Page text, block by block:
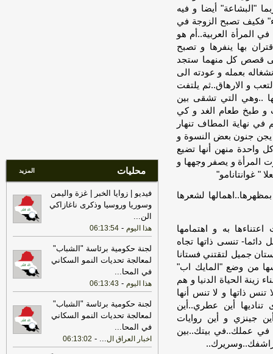
"البشاعة" أيضا و فيه
فكيف تصبح الزوجة في
المرأة العربية..أم هو
بها ينفرها و تصبح
الى قصص كل منهما ستجد
بعمله و عودته الى
و الارهاق..ثم يلتفت
..وهي التي تشقى بين
و طبخ طعام الغد و كي
نهاية المطاف تنهار
يجن جنون بعض النسوة و
واحدة منهن أنها تضيع
المرأة و يصفر وجهها و
" غوانتانامو"
لشعرها
به و اهتمامها
دائما- تنسى ذاتها تجاه
جميل لتقتني فستانا
من وضع "المايك اب"
زينة الحياة الدنيا و هم
تنس ذاتها و لا تنس أنها
تناديها أين عطري..أين
جينزي و أين روايات
في عملك..في بيتك..بين
الرئيس الإيراني مسعود بزشكيان:
الجانب الأميركي خالف بند مضيق هرمز في
مذكرة التفاهم ونحن بدورنا رددنا عليهم
11:43
مستشار المرشد الإيراني: القوى
الأجنبية هي السبب الرئيسي لزعزعة الأمن
17:38
أردوغان: اتفاقية الدفاع المشترك
لا تستهدف أي دولة وهي مفتوحة لمشاركة
الدول التي تهدف لتحقيق الاستقرار
بمنطقتنا-لبنانون 24
13:09
وزارة الداخلية العراقية: المنافذ
والحدود تخضعان لرقابة وإجراءات دقيقة
تحقق أعلى درجات الأمن والانسيابية-
لبنانون 24
محليات المزيد
فيديو | زوايا الخبر | غزة واليمن
وسوريا وروسيا وذكرى ناغازاكي
الن...
هذا اليوم -
06:13:54
لجنة حكومية برئاسة "الشباب"
لمعالجة تحديات النمو السكاني
في المحا...
هذا اليوم -
06:13:43
لجنة حكومية برئاسة "الشباب"
لمعالجة تحديات النمو السكاني
في المحا...
اخبار العراق ال...
-
06:13:02